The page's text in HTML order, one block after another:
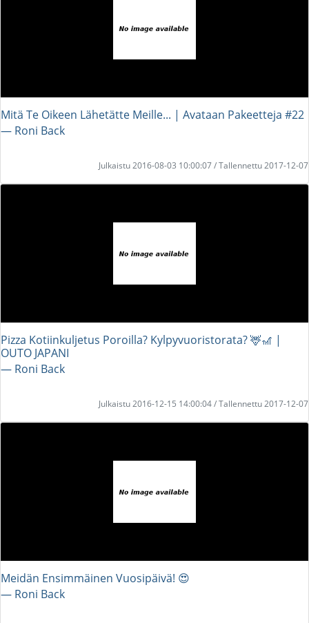
Mitä Te Oikeen Lähetätte Meille... | Avataan Pakeetteja #22
― Roni Back
Julkaistu 2016-08-03 10:00:07 / Tallennettu 2017-12-07
Pizza Kotiinkuljetus Poroilla? Kylpyvuoristorata? 🦌🎢 |
OUTO JAPANI
― Roni Back
Julkaistu 2016-12-15 14:00:04 / Tallennettu 2017-12-07
Meidän Ensimmäinen Vuosipäivä! 😍
― Roni Back